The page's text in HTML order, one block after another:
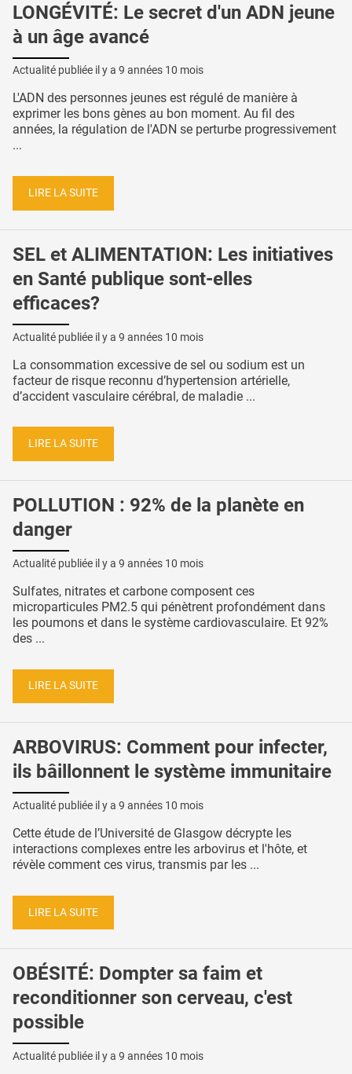
LONGÉVITÉ: Le secret d'un ADN jeune
à un âge avancé
Actualité publiée il y a 9 années 10 mois
L'ADN des personnes jeunes est régulé de manière à
exprimer les bons gènes au bon moment. Au fil des
années, la régulation de l'ADN se perturbe progressivement
...
LIRE LA SUITE
SEL et ALIMENTATION: Les initiatives
en Santé publique sont-elles
efficaces?
Actualité publiée il y a 9 années 10 mois
La consommation excessive de sel ou sodium est un
facteur de risque reconnu d’hypertension artérielle,
d’accident vasculaire cérébral, de maladie ...
LIRE LA SUITE
POLLUTION : 92% de la planète en
danger
Actualité publiée il y a 9 années 10 mois
Sulfates, nitrates et carbone composent ces
microparticules PM2.5 qui pénètrent profondément dans
les poumons et dans le système cardiovasculaire. Et 92%
des ...
LIRE LA SUITE
ARBOVIRUS: Comment pour infecter,
ils bâillonnent le système immunitaire
Actualité publiée il y a 9 années 10 mois
Cette étude de l’Université de Glasgow décrypte les
interactions complexes entre les arbovirus et l'hôte, et
révèle comment ces virus, transmis par les ...
LIRE LA SUITE
OBÉSITÉ: Dompter sa faim et
reconditionner son cerveau, c'est
possible
Actualité publiée il y a 9 années 10 mois